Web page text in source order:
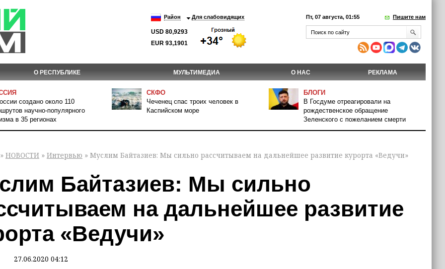
Район Для слабовидящих
USD 80,9293
EUR 93,1901
Пт, 07 августа, 01:55 Пишите нам
О РЕСПУБЛИКЕ МУЛЬТИМЕДИА О НАС РЕКЛАМА
создано около 110
научно-популярного
в 35 регионах
СКФО
Чеченец спас троих человек в
Каспийском море
БЛОГИ
В Госдуме отреагировали на
рождественское обращение
Зеленского с пожеланием смерти
» НОВОСТИ » Интервью » Муслим Байтазиев: Мы сильно рассчитываем на дальнейшее развитие курорта «Ведучи»
Байтазиев: Мы сильно
на дальнейшее развитие
«Ведучи»
27.06.2020 04:12